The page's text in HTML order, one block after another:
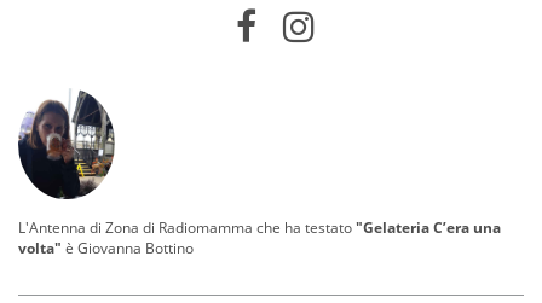
L'Antenna di Zona di Radiomamma che ha testato"Gelateria C’era una
volta" è Giovanna Bottino